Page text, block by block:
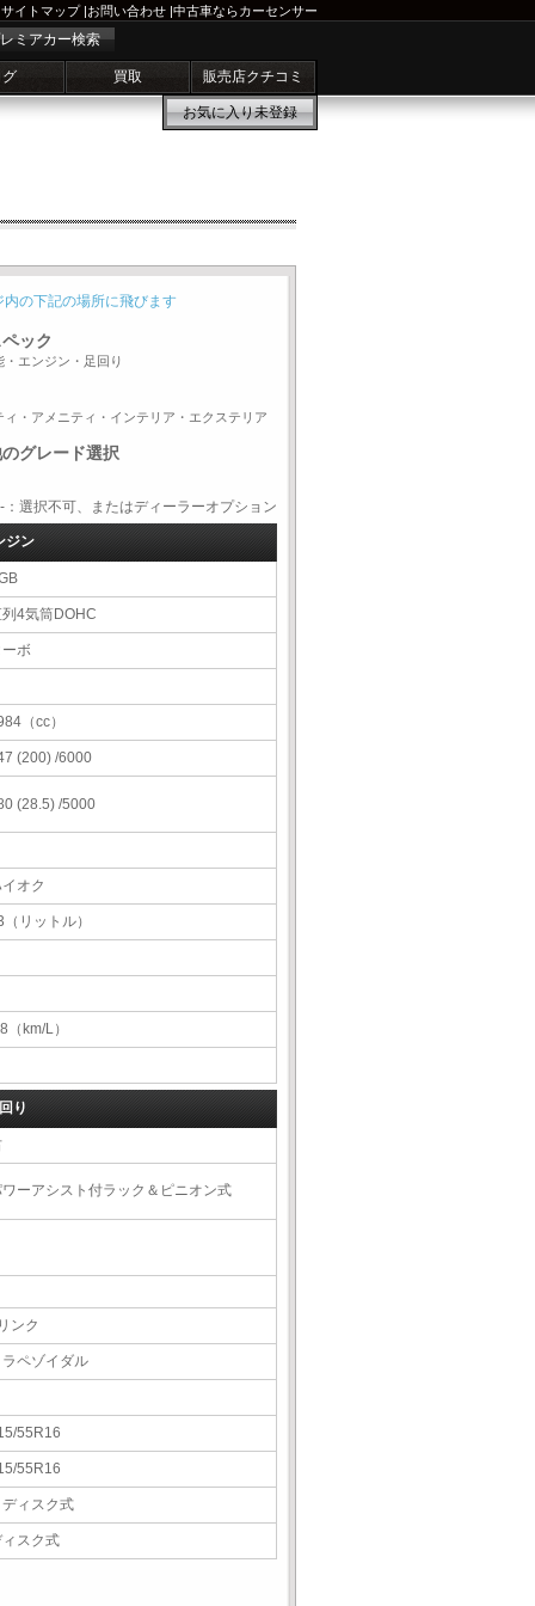
サイトマップ|お問い合わせ |中古車ならカーセンサー
ミアカー検索
買取 販売店クチコミ
お気に入り未登録
内の下記の場所に飛びます
ック
・エンジン・足回り
ィ・アメニティ・インテリア・エクステリア
グレード選択
択不可、またはディーラーオプション
ジン
4気筒DOHC
ーボ
（cc）
(200) /6000
(28.5) /5000
オク
（リットル）
（km/L）
り
ーアシスト付ラック＆ピニオン式
ンク
ラペゾイダル
55R16
55R16
ディスク式
スク式